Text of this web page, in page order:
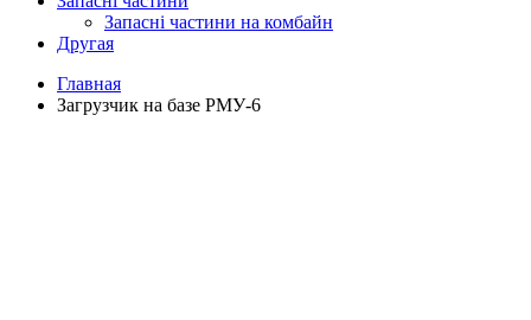
Запасні частини на комбайн
Другая
Главная
Загрузчик на базе РМУ-6